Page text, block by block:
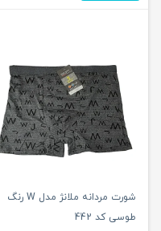
شورت مردانه ملانژ مدل W رنگ
طوسی کد 442